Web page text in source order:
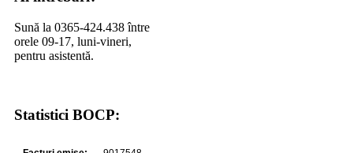
Sună la 0365-424.438 între
orele 09-17, luni-vineri,
pentru asistentă.
Statistici BOCP: